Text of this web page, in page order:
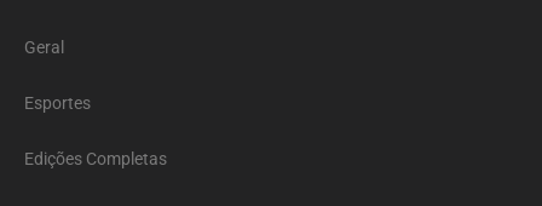
Geral
Esportes
Edições Completas